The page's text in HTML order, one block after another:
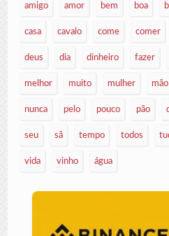
amigo amor bem boa
casa cavalo come comer
deus dia dinheiro fazer
melhor muito mulher mão
nunca pelo pouco pão
seu sã tempo todos
vida vinho água